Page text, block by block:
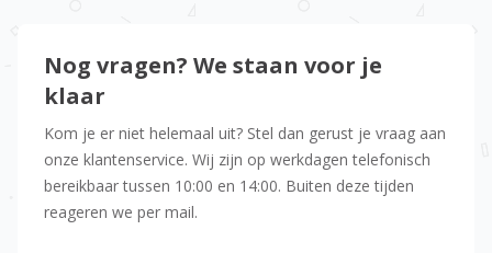
Nog vragen? We staan voor je
klaar
Kom je er niet helemaal uit? Stel dan gerust je vraag aan
onze klantenservice. Wij zijn op werkdagen telefonisch
bereikbaar tussen 10:00 en 14:00. Buiten deze tijden
reageren we per mail.